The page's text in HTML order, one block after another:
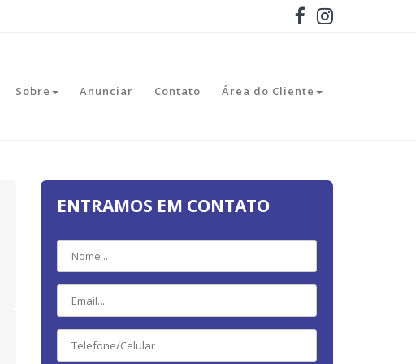
Sobre Anunciar Contato Área do Cliente
ENTRAMOS EM CONTATO